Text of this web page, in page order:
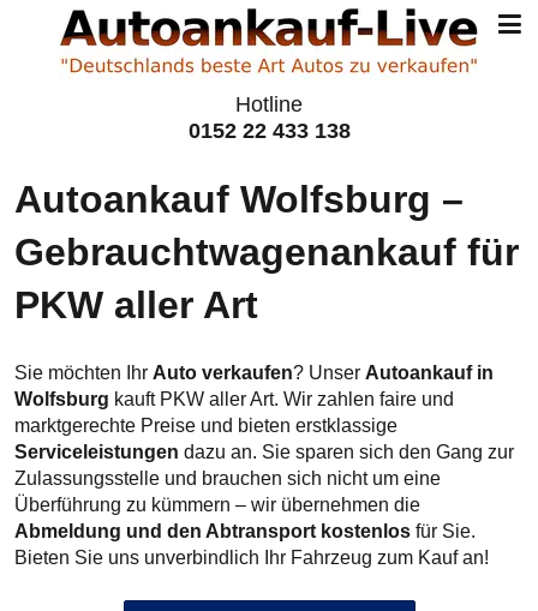
Hotline
0152 22 433 138
Autoankauf Wolfsburg –
Gebraucht­wagen­ankauf für
PKW aller Art
Sie möchten Ihr Auto verkaufen? Unser Autoankauf in
Wolfsburg kauft PKW aller Art. Wir zahlen faire und
marktgerechte Preise und bieten erstklassige
Serviceleistungen dazu an. Sie sparen sich den Gang zur
Zulassungsstelle und brauchen sich nicht um eine
Überführung zu kümmern – wir übernehmen die
Abmeldung und den Abtransport kostenlos für Sie.
Bieten Sie uns unverbindlich Ihr Fahrzeug zum Kauf an!